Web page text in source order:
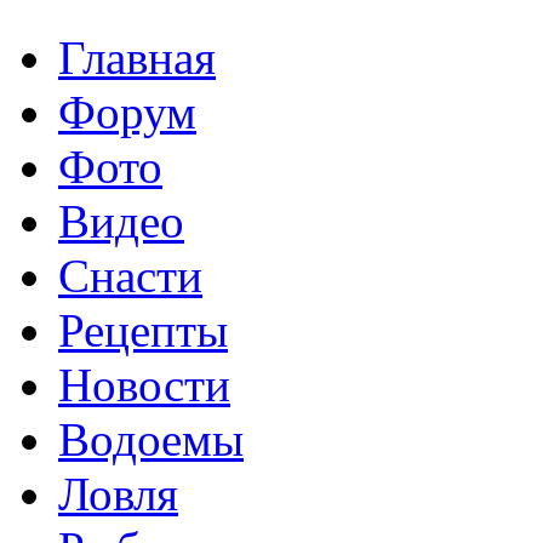
Главная
Форум
Фото
Видео
Снасти
Рецепты
Новости
Водоемы
Ловля